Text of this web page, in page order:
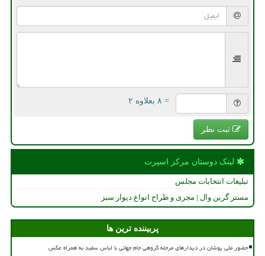
= ۸ بعلاوه ۲
ثبت نظر
لینک دوستان مركز اسپرت
تبلیغات انتخابات مجلس
مستر گرین وال | مجری و طراح انواع دیوار سبز
پربیننده ترین ها
حضور ملی پوشان در دیدارهای مرحله گروهی جام جهانی با لباس سفید به همراه عکس